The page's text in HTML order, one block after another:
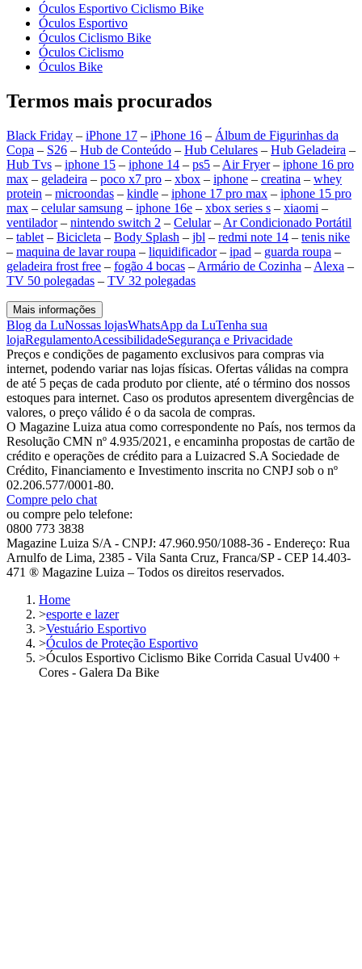
Óculos Esportivo Ciclismo Bike
Óculos Esportivo
Óculos Ciclismo Bike
Óculos Ciclismo
Óculos Bike
Termos mais procurados
Black Friday – iPhone 17 – iPhone 16 – Álbum de Figurinhas da
Copa – S26 – Hub de Conteúdo – Hub Celulares – Hub Geladeira –
Hub Tvs – iphone 15 – iphone 14 – ps5 – Air Fryer– iphone 16 pro
max – geladeira – poco x7 pro – xbox – iphone – creatina – whey
protein – microondas – kindle – iphone 17 pro max – iphone 15 pro
max – celular samsung – iphone 16e – xbox series s – xiaomi –
ventilador– nintendo switch 2 – Celular– Ar Condicionado Portátil
– tablet – Bicicleta – Body Splash – jbl – redmi note 14 – tenis nike
– maquina de lavar roupa – liquidificador– ipad – guarda roupa –
geladeira frost free – fogão 4 bocas – Armário de Cozinha – Alexa –
TV 50 polegadas – TV 32 polegadas
Mais informações
Blog da LuNossas lojasWhatsApp da LuTenha sua
lojaRegulamentoAcessibilidadeSegurança e Privacidade
Preços e condições de pagamento exclusivos para compras via
internet, podendo variar nas lojas físicas. Ofertas válidas na compra
de até 5 peças de cada produto por cliente, até o término dos nossos
estoques para internet. Caso os produtos apresentem divergências de
valores, o preço válido é o da sacola de compras.
O Magazine Luiza atua como correspondente no País, nos termos da
Resolução CMN nº 4.935/2021, e encaminha propostas de cartão de
crédito e operações de crédito para a Luizacred S.A Sociedade de
Crédito, Financiamento e Investimento inscrita no CNPJ sob o nº
02.206.577/0001-80.
Compre pelo chat
ou compre pelo telefone:
0800 773 3838
Magazine Luiza S/A - CNPJ: 47.960.950/1088-36 - Endereço: Rua
Arnulfo de Lima, 2385 - Vila Santa Cruz, Franca/SP - CEP 14.403-
471 ® Magazine Luiza – Todos os direitos reservados.
Home
>esporte e lazer
>Vestuário Esportivo
>Óculos de Proteção Esportivo
>Óculos Esportivo Ciclismo Bike Corrida Casual Uv400 +
Cores - Galera Da Bike